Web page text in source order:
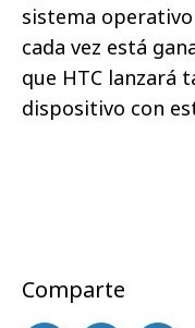
sistema
cada vez está
que HTC lanzará
dispositivo con
Comparte